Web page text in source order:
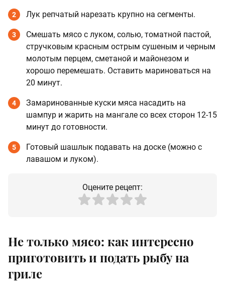
2 Лук репчатый нарезать крупно на сегменты.
3
Смешать мясо с луком, солью, томатной пастой,
стручковым красным острым сушеным и черным
молотым перцем, сметаной и майонезом и
хорошо перемешать. Оставить мариноваться на
20 минут.
4
Замаринованные куски мяса насадить на
шампур и жарить на мангале со всех сторон 12-15
минут до готовности.
5
Готовый шашлык подавать на доске (можно с
лавашом и луком).
Оцените рецепт:
Не только мясо: как интересно
приготовить и подать рыбу на
гриле